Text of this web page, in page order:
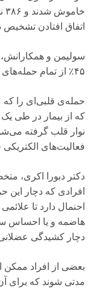
اتفاق افتادن تشخیص
۴۵٪ از تمام حمله‌های قلبی رخ داده در این گروه، خاموش بودند.
حمله‌ی قلبی‌ای را که
که از بیمار در طی
نوار قلب گرفته
فعالیت‌های الکتریکی
دکتر دبورا اکری،
افرادی که دچار این
احنمال دارد تا
هاضمه و یا احساس
دچار کشیدگی
بعضی از افراد
مدتی شوند که برای